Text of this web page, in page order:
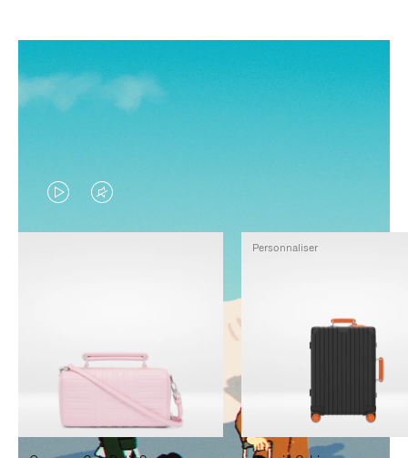
LA
VIDÉO
PAUSE,
APPUYEZ
SUR
LE
SON
EST
DÉSACTIVÉ.
VEUILLEZ
Personnaliser